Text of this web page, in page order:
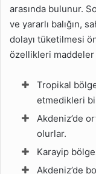
arasında bulunur.
ve yararlı balığın,
dolayı tüketilmesi
özellikleri maddeler
Tropikal
etmedikleri
Akdeniz’de
olurlar.
Karayip
Akdeniz’de